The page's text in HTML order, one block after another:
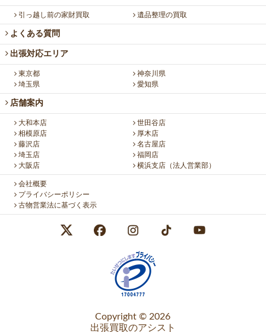
引っ越し前の家財買取 遺品整理の買取
よくある質問
出張対応エリア
東京都
神奈川県
埼玉県
愛知県
店舗案内
大和本店
世田谷店
相模原店
厚木店
藤沢店
名古屋店
埼玉店
福岡店
大阪店
横浜支店（法人営業部）
会社概要
プライバシーポリシー
古物営業法に基づく表示
Copyright © 2026
出張買取のアシスト